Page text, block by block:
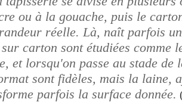
ou à la gouache, puis le
réelle. Là, naît parfois
carton sont étudiées comme
et lorsqu'on passe au stade de
sont fidèles, mais la laine,
parfois la surface donnée.